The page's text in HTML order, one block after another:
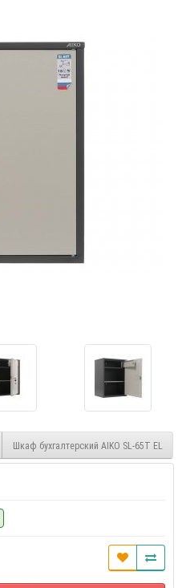
Шкаф бухгалтерский AIKO SL-65Т EL